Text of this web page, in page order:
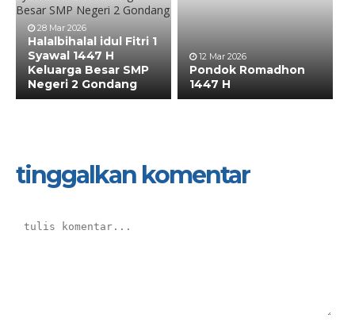
28 Mar 2026
Halalbihalal idul Fitri 1
Syawal 1447 H
Keluarga Besar SMP
Negeri 2 Gondang
12 Mar 2026
Pondok Romadhon
1447 H
tinggalkan komentar